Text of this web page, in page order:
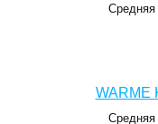
WARME